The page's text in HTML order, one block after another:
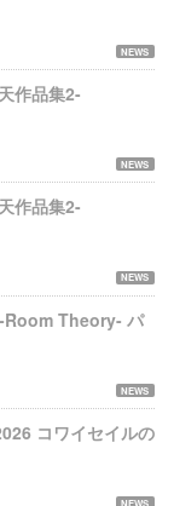
NEWS
作品集2-
NEWS
作品集2-
NEWS
Theory- パ
NEWS
コワイセイルの
NEWS